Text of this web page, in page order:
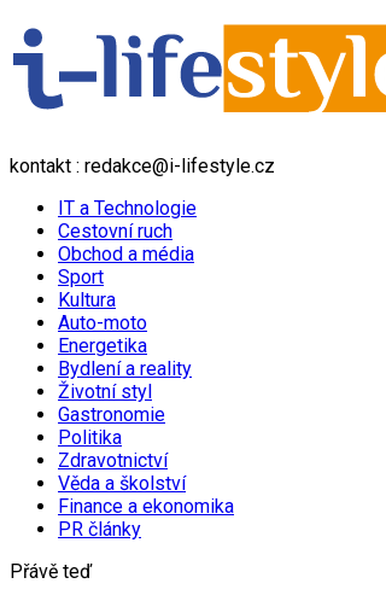
kontakt : redakce@i-lifestyle.cz
IT a Technologie
Cestovní ruch
Obchod a média
Sport
Kultura
Auto-moto
Energetika
Bydlení a reality
Životní styl
Gastronomie
Politika
Zdravotnictví
Věda a školství
Finance a ekonomika
PR články
Přávě teď